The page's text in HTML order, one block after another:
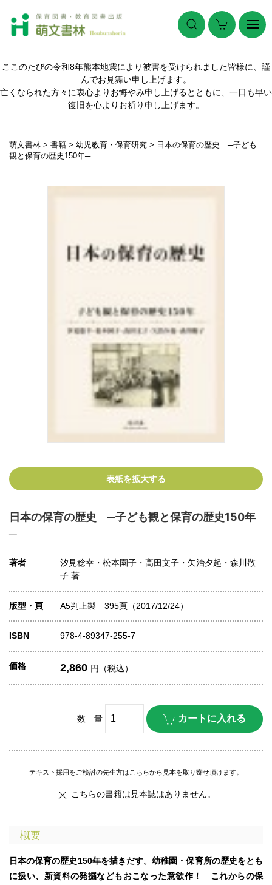
ここのたびの令和8年熊本地震により被害を受けられました皆様に、謹
んでお見舞い申し上げます。
亡くなられた方々に衷心よりお悔やみ申し上げるとともに、一日も早い
復旧を心よりお祈り申し上げます。
萌文書林 > 書籍 > 幼児教育・保育研究 > 日本の保育の歴史 ─子ども
観と保育の歴史150年─
表紙を拡大する
日本の保育の歴史 ─子ども観と保育の歴史150年
─
著者
汐見稔幸・松本園子・高田文子・矢治夕起・森川敬
子 著
版型・頁 A5判上製 395頁（2017/12/24）
ISBN 978-4-89347-255-7
価格 2,860 円（税込）
数 量
テキスト採用をご検討の先生方はこちらから見本を取り寄せ頂けます。
こちらの書籍は見本誌はありません。
概要
日本の保育の歴史150年を描きだす。幼稚園・保育所の歴史をとも
に扱い、新資料の発掘などもおこなった意欲作！ これからの保